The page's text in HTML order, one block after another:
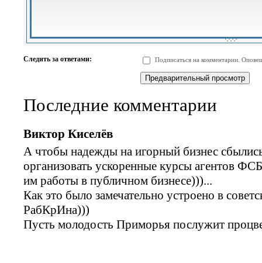
-
-
-
-
-
-
-
Следить за ответами: Подписаться на комментарии.
Последние комментарии
Виктор Киселёв
А чтобы надежды на игорный бизнес
организовать ускоренные курсы агентов
им работы в публичном бизнесе)))...
Как это было замечательно устроено в
РабКрИна)))
Пусть молодость Приморья послужит